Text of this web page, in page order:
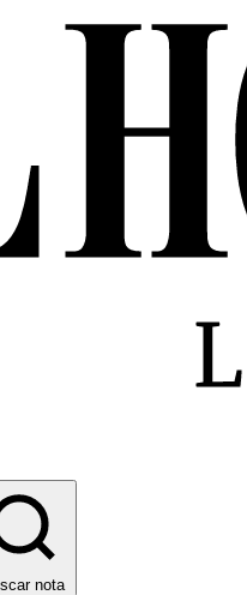
nota